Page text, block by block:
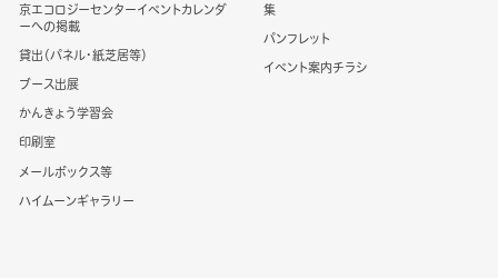
京エコロジーセンターイベントカレンダ
ーへの掲載
貸出（パネル・紙芝居等）
ブース出展
かんきょう学習会
印刷室
メールボックス等
ハイムーンギャラリー
集
パンフレット
イベント案内チラシ